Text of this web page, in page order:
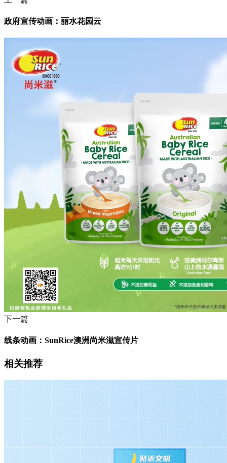
政府宣传动画：丽水花园云
下一篇
线条动画：SunRice澳洲尚米滋宣传片
相关推荐